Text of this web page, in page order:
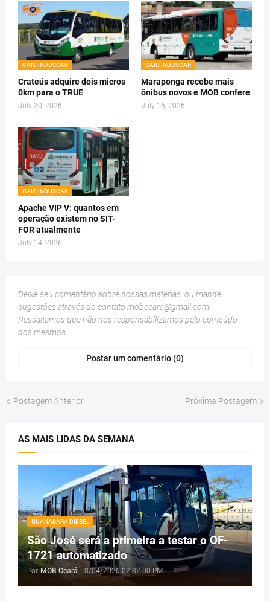
CAIO INDUSCAR
Crateús adquire dois micros
0km para o TRUE
July 30, 2026
CAIO INDUSCAR
Maraponga recebe mais
ônibus novos e MOB confere
July 16, 2026
CAIO INDUSCAR
Apache VIP V: quantos em
operação existem no SIT-
FOR atualmente
July 14, 2026
Deixe seu comentário sobre nossas matérias, ou mande
sugestões através do contato mobceara@gmail.com.
Ressaltamos que não nos responsabilizamos pelo conteúdo
dos mesmos.
Postar um comentário (0)
Postagem Anterior Próxima Postagem
AS MAIS LIDAS DA SEMANA
GUANABARA DIESEL
São José será a primeira a testar o OF-
1721 automatizado
Por MOB Ceará - 8/04/2026 02:32:00 PM